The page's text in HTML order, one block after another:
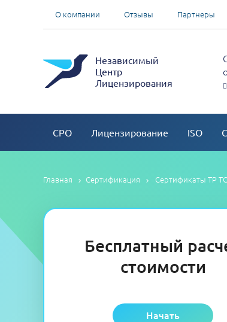
О компании Отзывы Партнеры
Независимый
Центр
Лицензирования
СРО Лицензирование ISO
Главная Сертификация Сертификаты ТР ТС
Бесплатный
стоимости
Начать